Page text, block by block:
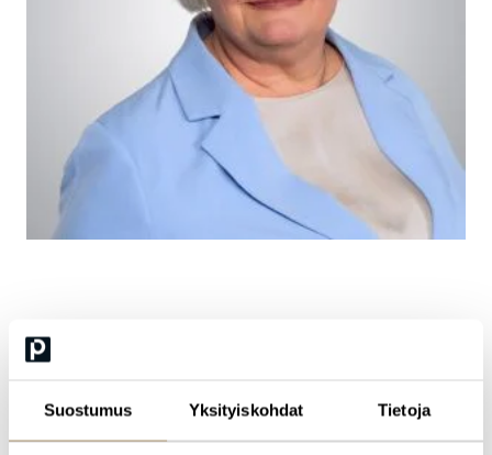
Suostumus Yksityiskohdat Tietoja
Director, Principal